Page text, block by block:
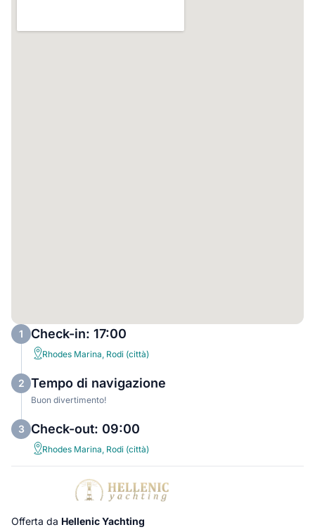
1 Check-in: 17:00
Rhodes Marina, Rodi (città)
2 Tempo di navigazione
Buon divertimento!
3 Check-out: 09:00
Rhodes Marina, Rodi (città)
Offerta da Hellenic Yachting